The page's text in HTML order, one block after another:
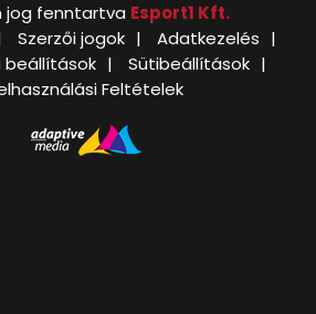
jog fenntartva Esport1 Kft.
Szerzői jogok
Adatkezelés
Sütibeállítások
Feltételek